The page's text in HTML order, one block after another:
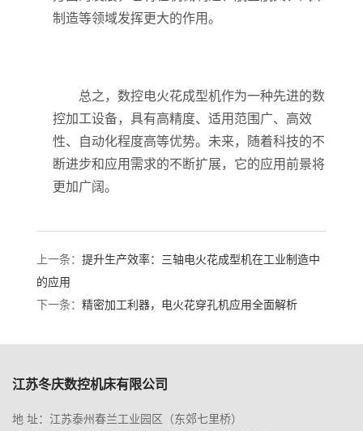
制造等领域发挥更大的作用。
总之，数控电火花成型机作为一种先进的数
控加工设备，具有高精度、适用范围广、高效
性、自动化程度高等优势。未来，随着科技的不
断进步和应用需求的不断扩展，它的应用前景将
更加广阔。
上一条： 提升生产效率：三轴电火花成型机在工业制造中
的应用
下一条： 精密加工利器，电火花穿孔机应用全面解析
江苏冬庆数控机床有限公司
地 址：江苏泰州春兰工业园区（东郊七里桥）